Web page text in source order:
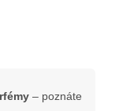
– poznáte